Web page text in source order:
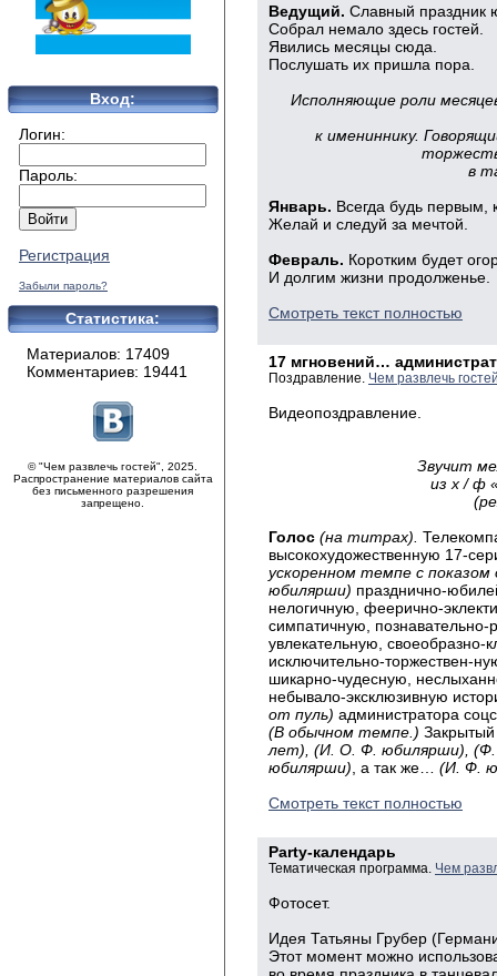
Вход:
Логин:
Пароль:
Регистрация
Забыли пароль?
Статистика:
Материалов: 17409
Комментариев: 19441
© "Чем развлечь гостей", 2025.
Распространение материалов сайта
без письменного разрешения
запрещено.
Ведущий. Славный праздник
Собрал немало здесь гостей.
Явились месяцы сюда.
Послушать их пришла пора.
Исполняющие роли
к имениннику.
в
Январь. Всегда будь первым,
Желай и следуй за мечтой.
Февраль. Коротким будет
И долгим жизни продолженье.
Смотреть текст полностью
17 мгновений…
Поздравление. Чем развлечь
Видеопоздравление.
Звучит
из х / ф
Голос (на титрах).
высокохудожественную 17-
ускоренном темпе с
юбилярши) празднично-
нелогичную, феерично-
симпатичную, познавательно-
увлекательную,
исключительно-торжествен-
шикарно-чудесную,
небывало-эксклюзивную
от пуль) администратора
(В обычном темпе.)
лет), (И. О. Ф. юбилярши),
юбилярши) , а так же… (И. Ф.
Смотреть текст полностью
Partу-календарь
Тематическая программа. Чем
Фотосет.
Идея Татьяны Грубер
Этот момент можно